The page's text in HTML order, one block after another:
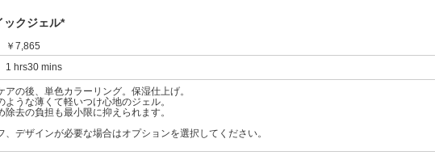
ックジェル*
￥7,865
1 hrs30 mins
アの後、単色カラーリング。保湿仕上げ。
ような薄くて軽いつけ心地のジェル。
除去の負担も最小限に抑えられます。
デザインが必要な場合はオプションを選択してください。